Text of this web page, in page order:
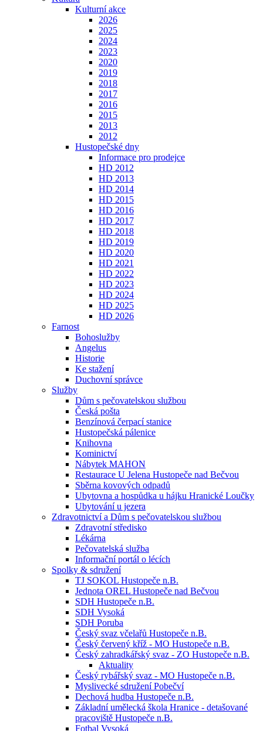
Kulturní akce
2026
2025
2024
2023
2020
2019
2018
2017
2016
2015
2013
2012
Hustopečské dny
Informace pro prodejce
HD 2012
HD 2013
HD 2014
HD 2015
HD 2016
HD 2017
HD 2018
HD 2019
HD 2020
HD 2021
HD 2022
HD 2023
HD 2024
HD 2025
HD 2026
Farnost
Bohoslužby
Angelus
Historie
Ke stažení
Duchovní správce
Služby
Dům s pečovatelskou službou
Česká pošta
Benzínová čerpací stanice
Hustopečská pálenice
Knihovna
Kominictví
Nábytek MAHON
Restaurace U Jelena Hustopeče nad Bečvou
Sběrna kovových odpadů
Ubytovna a hospůdka u hájku Hranické Loučky
Ubytování u jezera
Zdravotnictví a Dům s pečovatelskou službou
Zdravotní středisko
Lékárna
Pečovatelská služba
Informační portál o lécích
Spolky & sdružení
TJ SOKOL Hustopeče n.B.
Jednota OREL Hustopeče nad Bečvou
SDH Hustopeče n.B.
SDH Vysoká
SDH Poruba
Český svaz včelařů Hustopeče n.B.
Český červený kříž - MO Hustopeče n.B.
Český zahradkářský svaz - ZO Hustopeče n.B.
Aktuality
Český rybářský svaz - MO Hustopeče n.B.
Myslivecké sdružení Pobečví
Dechová hudba Hustopeče n.B.
Základní umělecká škola Hranice - detašované
pracoviště Hustopeče n.B.
Fotbal Vysoká